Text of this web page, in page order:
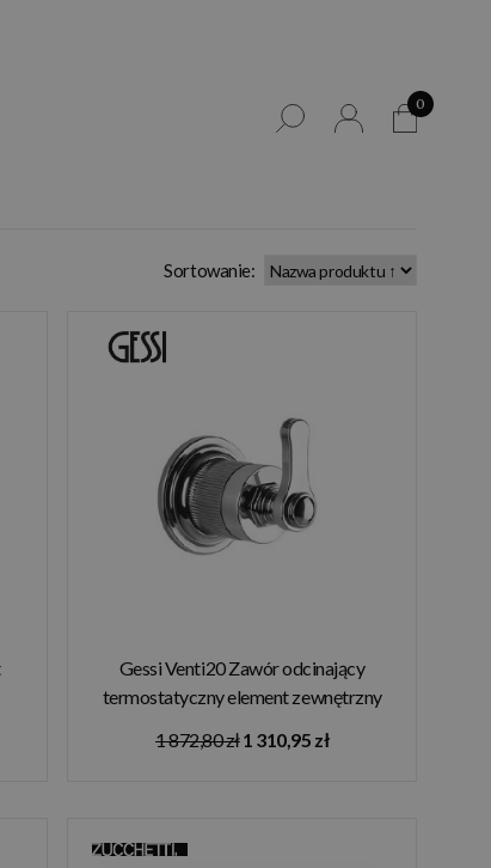
0
Sortowanie:
Gessi Venti20 Zawór odcinający
termostatyczny element zewnętrzny
1 872,80 zł1 310,95 zł